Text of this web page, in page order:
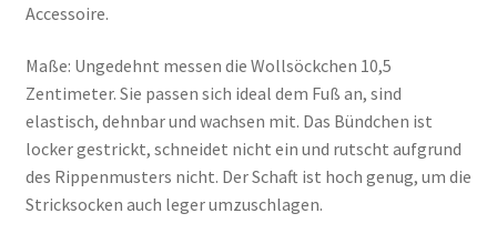
Accessoire.
Maße: Ungedehnt messen die Wollsöckchen 10,5
Zentimeter. Sie passen sich ideal dem Fuß an, sind
elastisch, dehnbar und wachsen mit. Das Bündchen ist
locker gestrickt, schneidet nicht ein und rutscht aufgrund
des Rippenmusters nicht. Der Schaft ist hoch genug, um die
Stricksocken auch leger umzuschlagen.